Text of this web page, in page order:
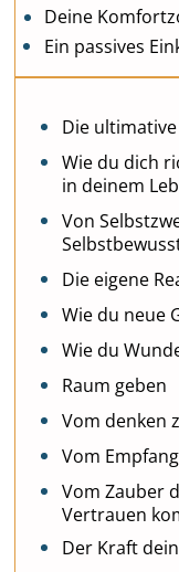
Deine
Ein passives
Die
Wie du dich
in deinem
Von
Die eigene
Wie du neue
Wie du
Raum geben
Vom denken
Vom
Vom Zauber
Vertrauen
Der Kraft